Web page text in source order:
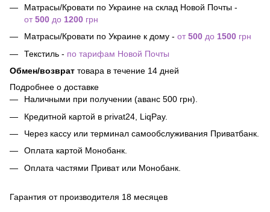
Матрасы/Кровати по Украине на склад Новой Почты -
от500 до 1200 грн
Матрасы/Кровати по Украине к дому - от500 до 1500 грн
Текстиль - по тарифам Новой Почты
Обмен/возврат товара в течение 14 дней
Подробнее о доставке
Наличными при получении (аванс 500 грн).
Кредитной картой в privat24, LiqPay.
Через кассу или терминал самообслуживания Приватбанк.
Оплата картой Монобанк.
Оплата частями Приват или Монобанк.
Гарантия от производителя 18 месяцев